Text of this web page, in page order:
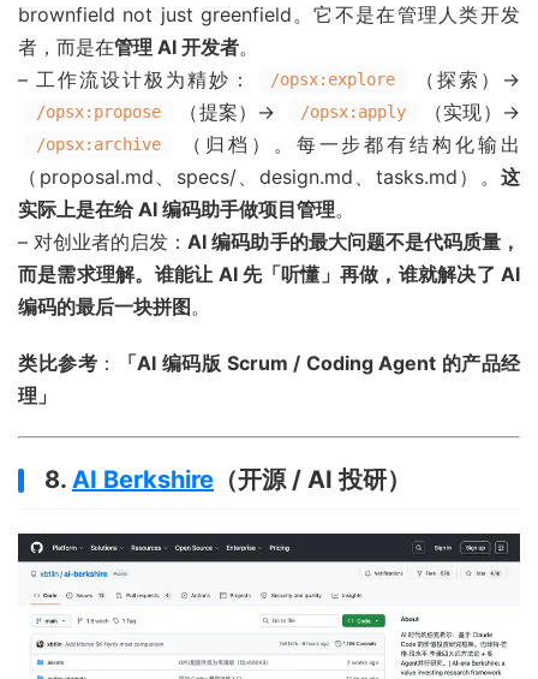
brownfield not just greenfield。它不是在管理人类开发
者，而是在管理 AI 开发者。
– 工作流设计极为精妙：
/opsx:explore （探索）→
/opsx:propose （提案）→ /opsx:apply （实现）→
/opsx:archive
（归档）。每一步都有结构化输出
（proposal.md、specs/、design.md、tasks.md）。 这
实际上是在给 AI 编码助手做项目管理。
– 对创业者的启发：AI 编码助手的最大问题不是代码质量，
而是需求理解。谁能让 AI 先「听懂」再做，谁就解决了 AI
编码的最后一块拼图。
类比参考 ：
「AI 编码版 Scrum / Coding Agent 的产品经
理」
8. AI Berkshire （开源 / AI 投研）